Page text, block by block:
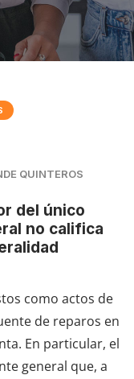
QUINTEROS
del único
no califica
como actos de
de reparos en
En particular, el
general que, a